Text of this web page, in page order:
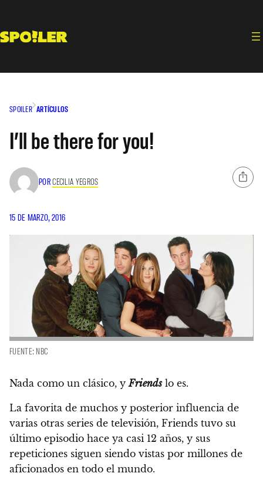
contenido
SPOILER ARTÍCULOS
I’ll be there for you!
PORCECILIA YEGROS
15 DE MARZO, 2016
FUENTE: NBC
Nada como un clásico, yFriendslo es.
La favorita de muchos y posterior influencia de
varias otras series de televisión, Friends tuvo su
último episodio hace ya casi 12 años, y sus
repeticiones siguen siendo vistas por millones de
aficionados en todo el mundo.